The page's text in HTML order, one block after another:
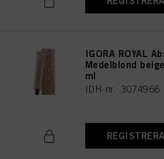
IGORA ROYAL
Medelblond
ml
IDH-nr. 3074966